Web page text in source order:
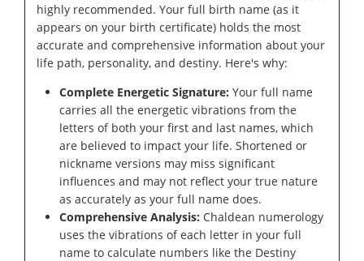
highly recommended. Your full birth name (as it
appears on your birth certificate) holds the most
accurate and comprehensive information about your
life path, personality, and destiny. Here's why:
Complete Energetic Signature: Your full name
carries all the energetic vibrations from the
letters of both your first and last names, which
are believed to impact your life. Shortened or
nickname versions may miss significant
influences and may not reflect your true nature
as accurately as your full name does.
Comprehensive Analysis: Chaldean numerology
uses the vibrations of each letter in your full
name to calculate numbers like the Destiny